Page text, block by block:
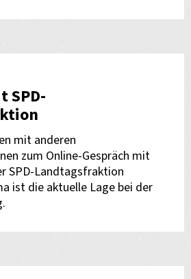
SPD-
mit anderen
zum Online-Gespräch mit
SPD-Landtagsfraktion
ist die aktuelle Lage bei der